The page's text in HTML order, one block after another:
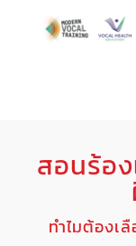
สอนร้อ
ทำไมต้องเ